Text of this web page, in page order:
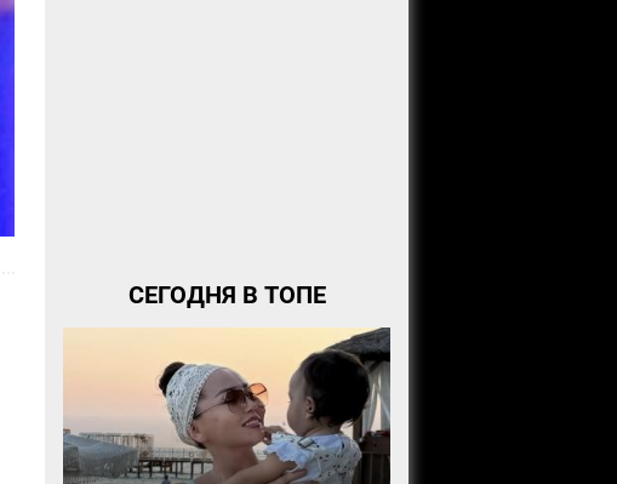
СЕГОДНЯ В ТОПЕ